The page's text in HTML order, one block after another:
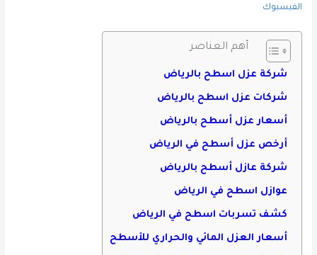
الفيسبوك
أهم العناصر
شركة عزل اسطح بالرياض
شركات عزل اسطح بالرياض
أسعار عزل أسطح بالرياض
أرخص عزل أسطح في الرياض
شركة عازل أسطح بالرياض
عوازل اسطح في الرياض
كشف تسربات اسطح في الرياض
أسعار العزل المائي والحراري للأسطح